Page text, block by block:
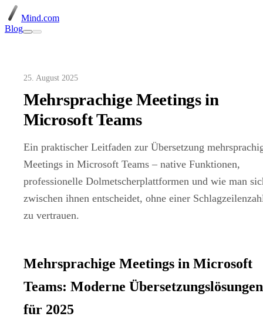
Mind.com
Blog
25. August 2025
Mehrsprachige Meetings in
Microsoft Teams
Ein praktischer Leitfaden zur Übersetzung
Meetings in Microsoft Teams – native Funktionen,
professionelle Dolmetscherplattformen und wie man
zwischen ihnen entscheidet, ohne einer
zu vertrauen.
Mehrsprachige Meetings in Microsoft
Teams: Moderne Übersetzungslösungen
für 2025